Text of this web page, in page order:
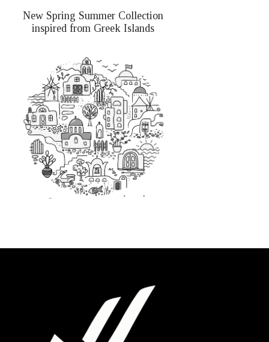
New Spring Summer Collection
inspired from Greek Islands